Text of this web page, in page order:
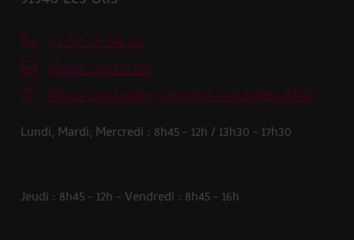
01 69 29 34 00
Nous contacter
Nous contacter (version malentendant)
Lundi, Mardi, Mercredi : 8h45 - 12h / 13h30 - 17h30
Jeudi : 8h45 - 12h - Vendredi : 8h45 - 16h